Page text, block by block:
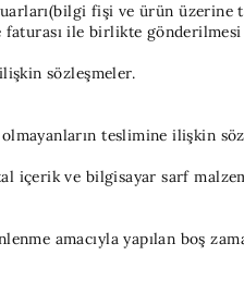
fişi ve ürün
faturası ile birlikte
sözleşmeler.
teslimine ilişkin
içerik ve bilgisayar sarf
amacıyla yapılan boş